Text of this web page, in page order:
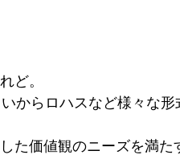
ど。
からロハスなど様々な
た価値観のニーズを満た